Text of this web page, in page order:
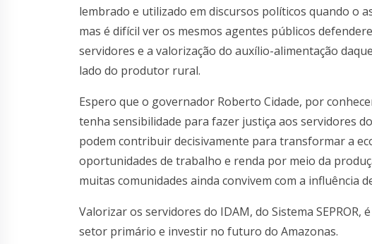
lembrado e utilizado em discursos políticos quando o
mas é difícil ver os mesmos agentes públicos
servidores e a valorização do auxílio-alimentação
lado do produtor rural.
Espero que o governador Roberto Cidade, por
tenha sensibilidade para fazer justiça aos servidores
podem contribuir decisivamente para transformar a
oportunidades de trabalho e renda por meio da
muitas comunidades ainda convivem com a influência
Valorizar os servidores do IDAM, do Sistema
setor primário e investir no futuro do Amazonas.